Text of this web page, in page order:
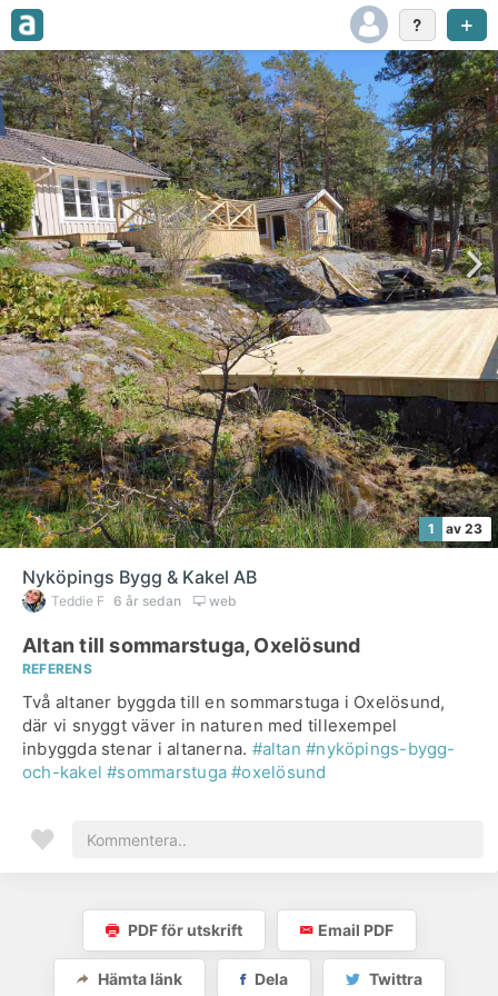
1 av 23
Nyköpings Bygg & Kakel AB
Teddie F 6 år sedan web
Altan till sommarstuga, Oxelösund
REFERENS
Två altaner byggda till en sommarstuga i Oxelösund,
där vi snyggt väver in naturen med tillexempel
inbyggda stenar i altanerna. #altan #nyköpings-bygg-
och-kakel #sommarstuga #oxelösund
PDF för utskrift Email PDF
Hämta länk Dela Twittra